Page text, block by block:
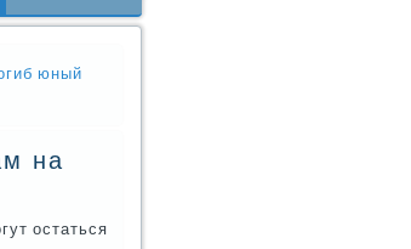
юный
на
остаться